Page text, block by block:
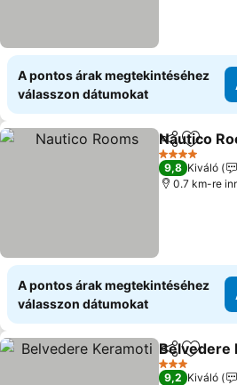
A pontos árak megtekintéséhez
válasszon dátumokat
Megosztás
Nautico
4 Kategória
9,8 Kiváló
0.7 km-re
A pontos árak megtekintéséhez
válasszon dátumokat
Megosztás
Belvedere
3 Kategória
9,2 Kiváló